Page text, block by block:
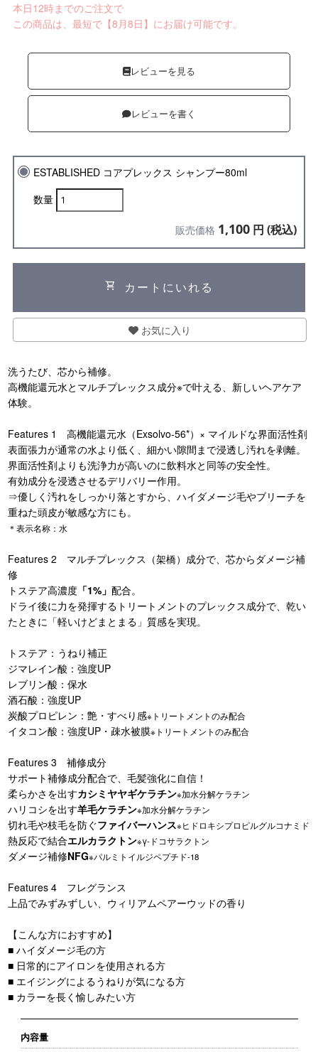
本日12時までのご注文で
この商品は、最短で【8月8日】にお届け可能です。
レビューを見る
レビューを書く
ESTABLISHED コアプレックス シャンプー80ml
数量
販売価格 1,100 円 (税込)
shopping_cart カートにいれる
お気に入り
洗うたび、芯から補修。
高機能還元水とマルチプレックス成分※で叶える、新しいヘアケア
体験。
Features 1 高機能還元水（Exsolvo-56*）× マイルドな界面活性剤
表面張力が通常の水より低く、細かい隙間まで浸透し汚れを剥離。
界面活性剤よりも洗浄力が高いのに飲料水と同等の安全性。
有効成分を浸透させるデリバリー作用。
⇒優しく汚れをしっかり落とすから、ハイダメージ毛やブリーチを
重ねた頭皮が敏感な方にも。
＊表示名称：水
Features 2 マルチプレックス（架橋）成分で、芯からダメージ補
修
トステア高濃度 「1%」配合。
ドライ後に力を発揮するトリートメントのプレックス成分で、乾い
たときに「軽いけどまとまる」質感を実現。
トステア：うねり補正
ジマレイン酸：強度UP
レブリン酸：保水
酒石酸：強度UP
炭酸プロピレン：艶・すべり感※トリートメントのみ配合
イタコン酸：強度UP・疎水被膜※トリートメントのみ配合
Features 3 補修成分
サポート補修成分配合で、毛髪強化に自信！
柔らかさを出すカシミヤヤギケラチン※加水分解ケラチン
ハリコシを出す羊毛ケラチン※加水分解ケラチン
切れ毛や枝毛を防ぐファイバーハンス※ヒドロキシプロピルグルコナミド
熱反応で結合エルカラクトン※γ-ドコサラクトン
ダメージ補修NFG※パルミトイルジペプチド-18
Features 4 フレグランス
上品でみずみずしい、ウィリアムペアーウッドの香り
【こんな方におすすめ】
■ ハイダメージ毛の方
■ 日常的にアイロンを使用される方
■ エイジングによるうねりが気になる方
■ カラーを長く愉しみたい方
内容量